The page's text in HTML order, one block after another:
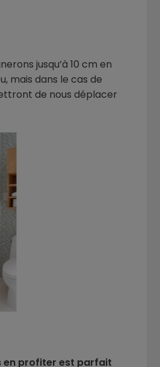
jusqu’à 10 cm en
mais dans le cas de
de nous déplacer
en profiter est parfait